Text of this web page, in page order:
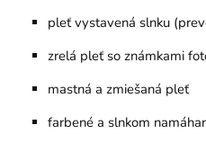
pleť vystavená slnku
zrelá pleť so známkami
mastná a zmiešaná pleť
farbené a slnkom